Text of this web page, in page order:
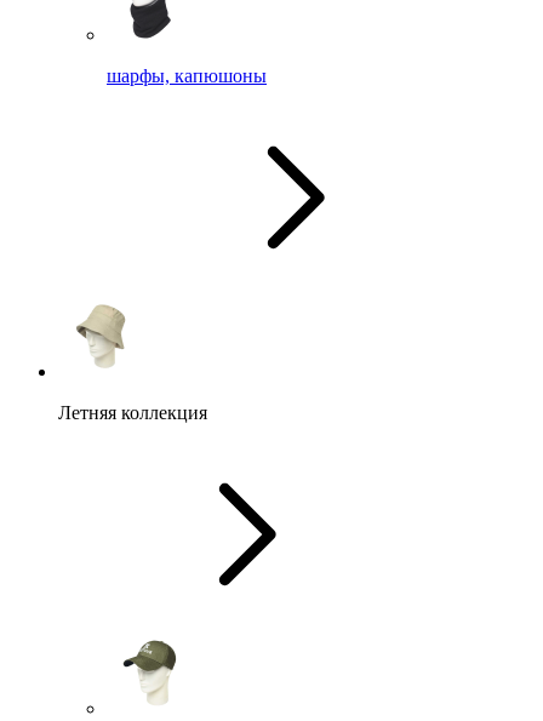
шарфы, капюшоны
Летняя коллекция